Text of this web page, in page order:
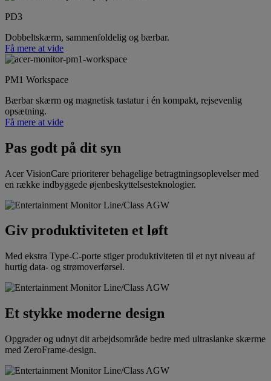
PD3
Dobbeltskærm, sammenfoldelig og bærbar.
Få mere at vide
PM1 Workspace
Bærbar skærm og magnetisk tastatur i én kompakt, rejsevenlig
opsætning.
Få mere at vide
Pas godt på dit syn
Acer VisionCare prioriterer behagelige betragtningsoplevelser med
en række indbyggede øjenbeskyttelsesteknologier.
Giv produktiviteten et løft
Med ekstra Type-C-porte stiger produktiviteten til et nyt niveau af
hurtig data- og strømoverførsel.
Et stykke moderne design
Opgrader og udnyt dit arbejdsområde bedre med ultraslanke skærme
med ZeroFrame-design.